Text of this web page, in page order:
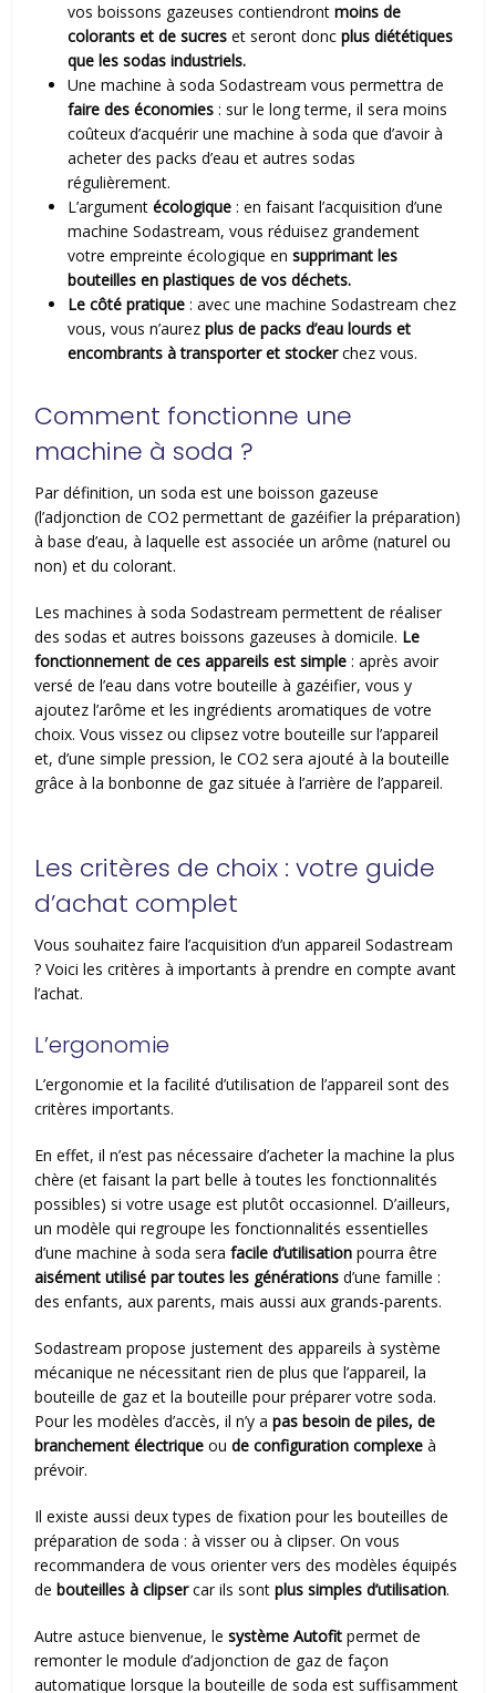
vos boissons gazeuses contiendront moins de
colorants et de sucreset seront donc plus diététiques
que les sodas industriels.
Une machine à soda Sodastream vous permettra de
faire des économies : sur le long terme, il sera moins
coûteux d’acquérir une machine à soda que d’avoir à
acheter des packs d’eau et autres sodas
régulièrement.
L’argumentécologique : en faisant l’acquisition d’une
machine Sodastream, vous réduisez grandement
votre empreinte écologique ensupprimant les
bouteilles en plastiques de vos déchets.
Le côté pratique : avec une machine Sodastream chez
vous, vous n’aurez plus de packs d’eau lourds et
encombrants à transporter et stockerchez vous.
Comment fonctionne une
machine à soda ?
Par définition, un soda est une boisson gazeuse
(l’adjonction de CO2 permettant de gazéifier la préparation)
à base d’eau, à laquelle est associée un arôme (naturel ou
non) et du colorant.
Les machines à soda Sodastream permettent de réaliser
des sodas et autres boissons gazeuses à domicile. Le
fonctionnement de ces appareils est simple : après avoir
versé de l’eau dans votre bouteille à gazéifier, vous y
ajoutez l’arôme et les ingrédients aromatiques de votre
choix. Vous vissez ou clipsez votre bouteille sur l’appareil
et, d’une simple pression, le CO2 sera ajouté à la bouteille
grâce à la bonbonne de gaz située à l’arrière de l’appareil.
Les critères de choix : votre guide
d’achat complet
Vous souhaitez faire l’acquisition d’un appareil Sodastream
? Voici les critères à importants à prendre en compte avant
l’achat.
L’ergonomie
L’ergonomie et la facilité d’utilisation de l’appareil sont des
critères importants.
En effet, il n’est pas nécessaire d’acheter la machine la plus
chère (et faisant la part belle à toutes les fonctionnalités
possibles) si votre usage est plutôt occasionnel. D’ailleurs,
un modèle qui regroupe les fonctionnalités essentielles
d’une machine à soda serafacile d’utilisation pourra être
aisément utilisé par toutes les générationsd’une famille :
des enfants, aux parents, mais aussi aux grands-parents.
Sodastream propose justement des appareils à système
mécanique ne nécessitant rien de plus que l’appareil, la
bouteille de gaz et la bouteille pour préparer votre soda.
Pour les modèles d’accès, il n’y a pas besoin de piles, de
branchement électriqueoude configuration complexeà
prévoir.
Il existe aussi deux types de fixation pour les bouteilles de
préparation de soda : à visser ou à clipser. On vous
recommandera de vous orienter vers des modèles équipés
de bouteilles à clipsercar ils sont plus simples d’utilisation.
Autre astuce bienvenue, lesystème Autofit permet de
remonter le module d’adjonction de gaz de façon
automatique lorsque la bouteille de soda est suffisamment